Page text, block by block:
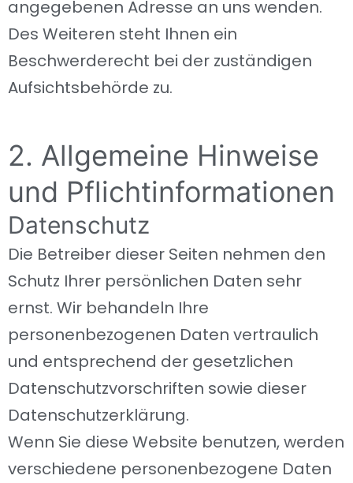
angegebenen Adresse an uns wenden.
Des Weiteren steht Ihnen ein
Beschwerderecht bei der zuständigen
Aufsichtsbehörde zu.
2. Allgemeine Hinweise
und Pflichtinformationen
Datenschutz
Die Betreiber dieser Seiten nehmen den
Schutz Ihrer persönlichen Daten sehr
ernst. Wir behandeln Ihre
personenbezogenen Daten vertraulich
und entsprechend der gesetzlichen
Datenschutzvorschriften sowie dieser
Datenschutzerklärung.
Wenn Sie diese Website benutzen, werden
verschiedene personenbezogene Daten